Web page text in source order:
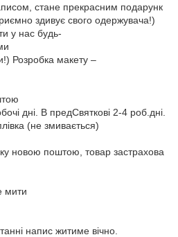
стане прекрасним подарунк
здивує свого одержувача!)
у нас будь-
Розробка макету –
дні. В предСвяткові 2-4 роб.дні.
(не змивається)
новою поштою, товар застрахова
мити
напис житиме вічно.